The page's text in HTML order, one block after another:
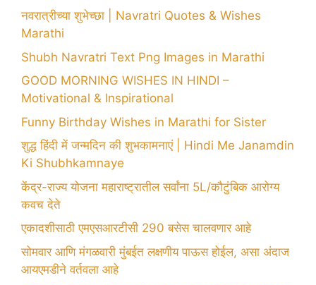
नवरात्रीच्या शुभेच्छा | Navratri Quotes & Wishes
Marathi
Shubh Navratri Text Png Images in Marathi
GOOD MORNING WISHES IN HINDI –
Motivational & Inspirational
Funny Birthday Wishes in Marathi for Sister
शुद्ध हिंदी में जन्मदिन की शुभकामनाएं | Hindi Me Janamdin
Ki Shubhkamnaye
केंद्र-राज्य योजना महाराष्ट्रातील सर्वांना 5L/कौटुंबिक आरोग्य
कवच देते
एकादशीसाठी एमएसआरटीसी 290 बसेस चालवणार आहे
सोमवार आणि मंगळवारी मुंबईत लक्षणीय पाऊस होईल, असा अंदाज
आयएमडीने वर्तवला आहे